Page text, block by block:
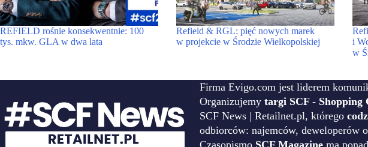
REFIELD rośnie konsekwentnie: 100
tys. mkw. GLA w dwa lata
Refield & RGL: pięć nowych marek
w projekcie w Środzie Wielkopolskiej
i
w
Firma Evigo.com jest liderem
Organizujemy targi SCF - Shopping
SCF News | Retailnet.pl, którego
odbiorców: najemców, deweloperów
Czasopismo SCF Magazine ma